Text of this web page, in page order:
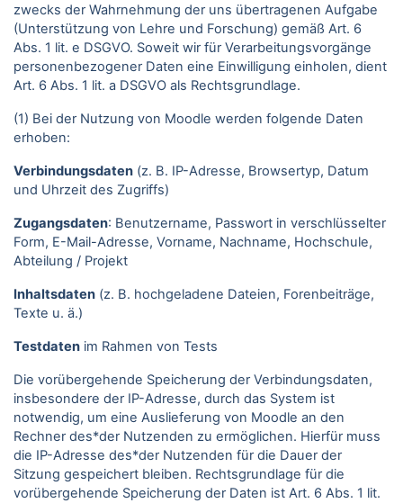
zwecks der Wahrnehmung der uns übertragenen Aufgabe
(Unterstützung von Lehre und Forschung) gemäß Art. 6
Abs. 1 lit. e DSGVO. Soweit wir für Verarbeitungsvorgänge
personenbezogener Daten eine Einwilligung einholen, dient
Art. 6 Abs. 1 lit. a DSGVO als Rechtsgrundlage.
(1) Bei der Nutzung von Moodle werden folgende Daten
erhoben:
Verbindungsdaten (z. B. IP-Adresse, Browsertyp, Datum
und Uhrzeit des Zugriffs)
Zugangsdaten: Benutzername, Passwort in verschlüsselter
Form, E-Mail-Adresse, Vorname, Nachname, Hochschule,
Abteilung / Projekt
Inhaltsdaten (z. B. hochgeladene Dateien, Forenbeiträge,
Texte u. ä.)
Testdaten im Rahmen von Tests
Die vorübergehende Speicherung der Verbindungsdaten,
insbesondere der IP-Adresse, durch das System ist
notwendig, um eine Auslieferung von Moodle an den
Rechner des*der Nutzenden zu ermöglichen. Hierfür muss
die IP-Adresse des*der Nutzenden für die Dauer der
Sitzung gespeichert bleiben. Rechtsgrundlage für die
vorübergehende Speicherung der Daten ist Art. 6 Abs. 1 lit.